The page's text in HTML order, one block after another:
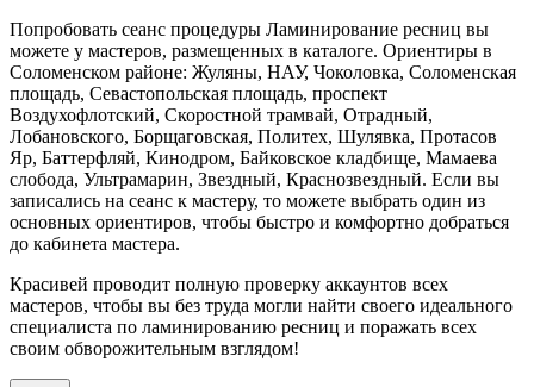
Попробовать сеанс процедуры Ламинирование ресниц вы
можете у мастеров, размещенных в каталоге. Ориентиры в
Соломенском районе: Жуляны, НАУ, Чоколовка, Соломенская
площадь, Севастопольская площадь, проспект
Воздухофлотский, Скоростной трамвай, Отрадный,
Лобановского, Борщаговская, Политех, Шулявка, Протасов
Яр, Баттерфляй, Кинодром, Байковское кладбище, Мамаева
слобода, Ультрамарин, Звездный, Краснозвездный. Если вы
записались на сеанс к мастеру, то можете выбрать один из
основных ориентиров, чтобы быстро и комфортно добраться
до кабинета мастера.
Красивей проводит полную проверку аккаунтов всех
мастеров, чтобы вы без труда могли найти своего идеального
специалиста по ламинированию ресниц и поражать всех
своим обворожительным взглядом!